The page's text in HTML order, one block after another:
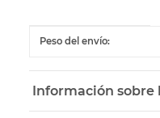
Peso del envío:
Información